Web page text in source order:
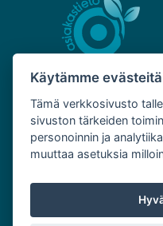
Käytämme evästeitä
Tämä verkkosivusto
sivuston tärkeiden
personoinnin ja
muuttaa asetuksia